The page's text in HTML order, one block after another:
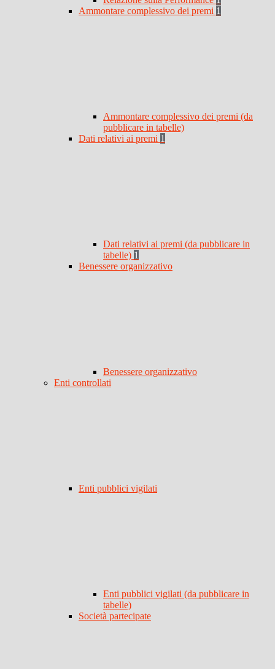
Ammontare complessivo dei premi 1
Ammontare complessivo dei premi (da
pubblicare in tabelle)
Dati relativi ai premi 1
Dati relativi ai premi (da pubblicare in
tabelle) 1
Benessere organizzativo
Benessere organizzativo
Enti controllati
Enti pubblici vigilati
Enti pubblici vigilati (da pubblicare in
tabelle)
Società partecipate